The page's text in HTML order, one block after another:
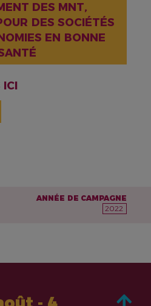
DES MNT,
DES SOCIÉTÉS
EN BONNE
ICI
ANNÉE DE CAMPAGNE
2022